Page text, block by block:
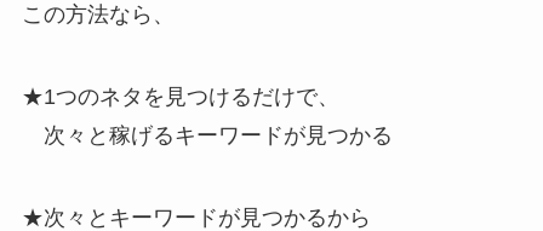
この方法なら、
★1つのネタを見つけるだけで、
次々と稼げるキーワードが見つかる
★次々とキーワードが見つかるから